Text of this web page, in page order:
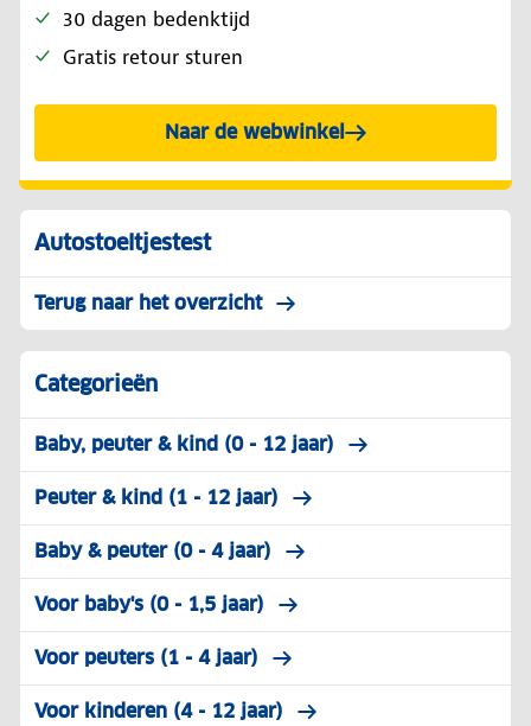
30 dagen bedenktijd
Gratis retour sturen
Naar de webwinkel
Autostoeltjestest
Terug naar het overzicht
Categorieën
Baby, peuter & kind (0 - 12 jaar)
Peuter & kind (1 - 12 jaar)
Baby & peuter (0 - 4 jaar)
Voor baby's (0 - 1,5 jaar)
Voor peuters (1 - 4 jaar)
Voor kinderen (4 - 12 jaar)